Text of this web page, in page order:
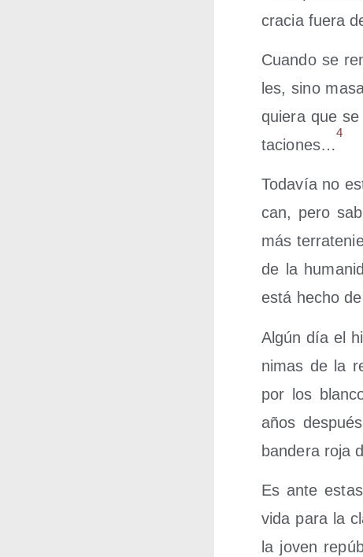
cra­cia fue­ra
Cuan­do se
les, sino
quie­ra que
ta­cio­nes…
4
Toda­vía no
can, pero
más
de la
está hecho
Algún día el
ni­mas de la
por los
años
ban­de­ra roja
Es ante
vida para la
la joven